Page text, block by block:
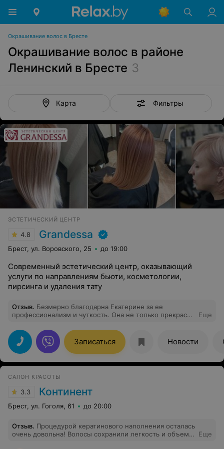
Окрашивание волос в Бресте
Окрашивание волос в районе
Ленинский в Бресте 3
Карта Фильтры
ЭСТЕТИЧЕСКИЙ ЦЕНТР
4.8 Grandessa
Брест, ул. Воровского, 25 до 19:00
Современный эстетический центр, оказывающий
услуги по направлениям бьюти, косметологии,
пирсинга и удаления тату
Отзыв. Безмерно благодарна Екатерине за ее
профессионализм и чуткость. Она не только прекрасно
комфорта и доверия. Очень ценю Ваш
профессионализм и заботу о клиентах.
Еще
Записаться Новости
САЛОН КРАСОТЫ
3.3 Континент
Брест, ул. Гоголя, 61 до 20:00
Отзыв. Процедурой кератинового наполнения осталась
очень довольна! Волосы сохранили легкость и объем,
Еще